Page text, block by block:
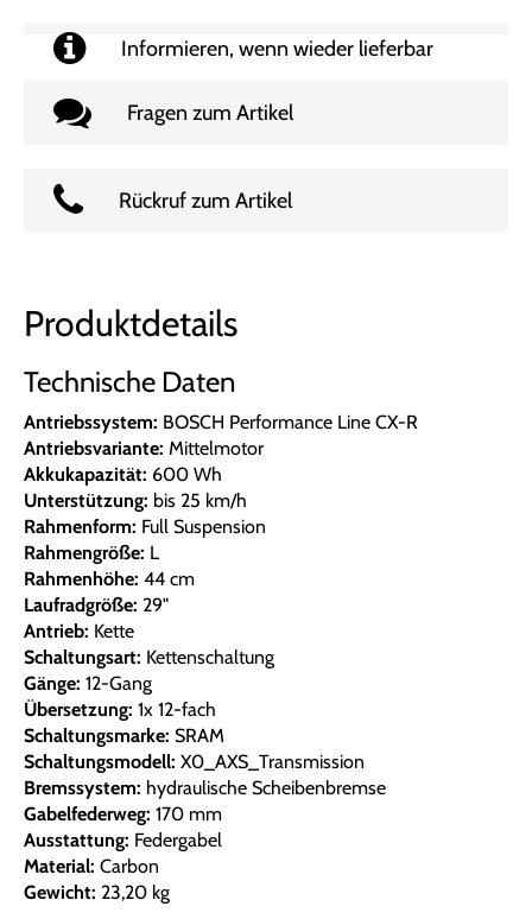
Informieren, wenn wieder lieferbar
Fragen zum Artikel
Rückruf zum Artikel
Produktdetails
Technische Daten
Antriebssystem: BOSCH Performance Line CX-R
Antriebsvariante: Mittelmotor
Akkukapazität: 600 Wh
Unterstützung: bis 25 km/h
Rahmenform: Full Suspension
Rahmengröße: L
Rahmenhöhe: 44 cm
Laufradgröße: 29"
Antrieb: Kette
Schaltungsart: Kettenschaltung
Gänge: 12-Gang
Übersetzung: 1x 12-fach
Schaltungsmarke: SRAM
Schaltungsmodell: X0_AXS_Transmission
Bremssystem: hydraulische Scheibenbremse
Gabelfederweg: 170 mm
Ausstattung: Federgabel
Material: Carbon
Gewicht: 23,20 kg